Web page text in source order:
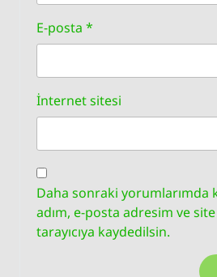
E-posta *
İnternet sitesi
Daha sonraki yorumlarımda
adım, e-posta adresim ve
tarayıcıya kaydedilsin.